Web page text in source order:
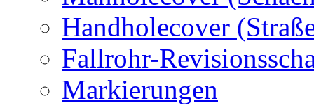
Handholecover
Fallrohr-
Markierungen